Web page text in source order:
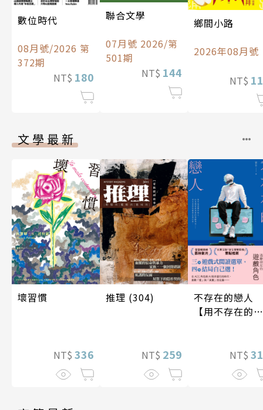
數位時代
08月號/2026 第
372期
NT$ 180
聯合文學
07月號 2026/第
501期
NT$ 144
鄉間小路
2026年08月號
NT$
文學最新
壞習慣
NT$ 336
推理 (304)
NT$ 259
不存在的戀人
【用不存在的
NT$